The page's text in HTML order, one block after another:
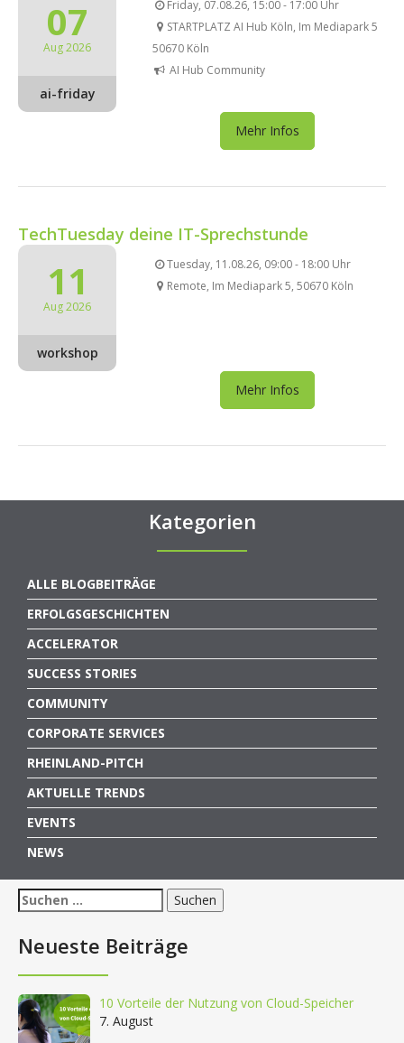
07
Aug 2026
ai-friday
Friday, 07.08.26, 15:00 - 17:00 Uhr
STARTPLATZ AI Hub Köln, Im Mediapark 5
50670 Köln
AI Hub Community
Mehr Infos
TechTuesday deine IT-Sprechstunde
11
Aug 2026
workshop
Tuesday, 11.08.26, 09:00 - 18:00 Uhr
Remote, Im Mediapark 5, 50670 Köln
Mehr Infos
Kategorien
ALLE BLOGBEITRÄGE
ERFOLGSGESCHICHTEN
ACCELERATOR
SUCCESS STORIES
COMMUNITY
CORPORATE SERVICES
RHEINLAND-PITCH
AKTUELLE TRENDS
EVENTS
NEWS
Suchen
nach:
Neueste Beiträge
10 Vorteile der Nutzung von Cloud-Speicher
7. August